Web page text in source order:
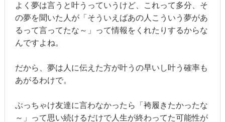
よく夢は言うと叶うっていうけど、これって多分、そ
の夢を聞いた人が「そういえばあの人こういう夢があ
るって言ってたな～」って情報をくれたりするからな
んですよね。
だから、夢は人に伝えた方が叶うの早いし叶う確率も
あがるわけで。
ぶっちゃけ友達に言わなかったら「袴履きたかったな
～」って思い続けるだけで人生が終わってた可能性が